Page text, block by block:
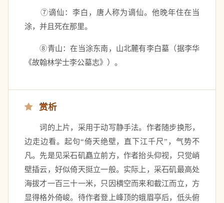
⑦谪仙：李白，唐人称为谪仙。他晚年住在当
涂，并且死在那里。
⑧青山：在当涂东南，山北麓有李白墓（据李华
《故翰林学士李公墓志》）。
赏析
词的上片，采用于动写静手法。作者随步换形，
边走边看。起句“倚天绝壁，直下江千尺”，气势不
凡。先是见采石矶矗立前方，作者抬头仰视，只觉峭
壁插云，好似倚天挺立一般。实际上，采石矶最高处
海拔才一百三十一米，只因横空而来和截江而立，方
显得格外倚峻。待作者登上峰顶的蛾眉亭后，低头俯